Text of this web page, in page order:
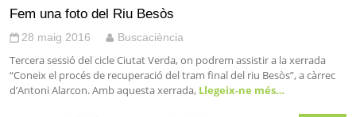
Fem una foto del Riu Besòs
28 maig 2016 Buscaciència
Tercera sessió del cicle Ciutat Verda, on podrem assistir a la xerrada
“Coneix el procés de recuperació del tram final del riu Besòs”, a càrrec
d’Antoni Alarcon. Amb aquesta xerrada, Llegeix-ne més…